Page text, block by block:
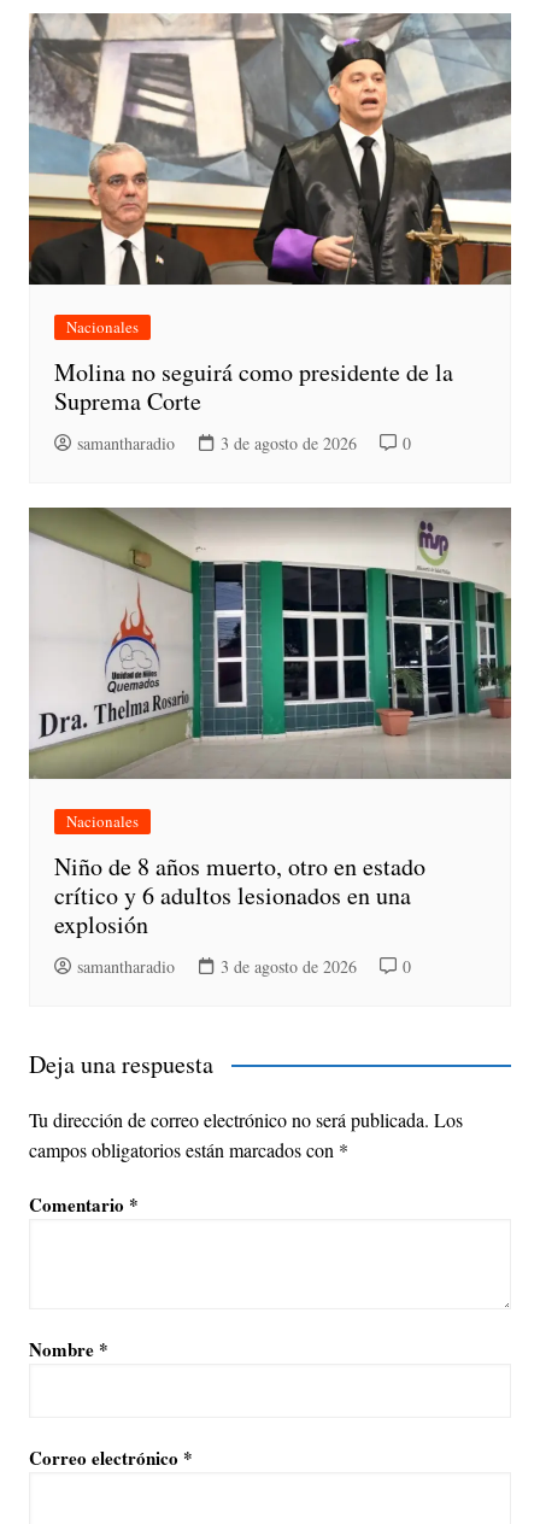
Nacionales
Molina no seguirá como presidente de la
Suprema Corte
samantharadio 3 de agosto de 2026 0
Nacionales
Niño de 8 años muerto, otro en estado
crítico y 6 adultos lesionados en una
explosión
samantharadio 3 de agosto de 2026 0
Deja una respuesta
Tu dirección de correo electrónico no será publicada. Los
campos obligatorios están marcados con *
Comentario *
Nombre *
Correo electrónico *